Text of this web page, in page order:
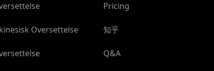
Oversettelse
Pricing
知乎
Q&A